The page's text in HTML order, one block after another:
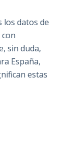
los datos de
sin duda,
España,
estas